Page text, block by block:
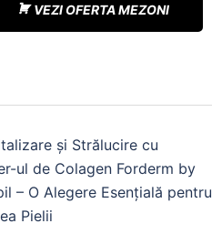
VEZI OFERTA MEZONI
și Strălucire cu
ul de Colagen Forderm by
– O Alegere Esențială pentru
Pielii